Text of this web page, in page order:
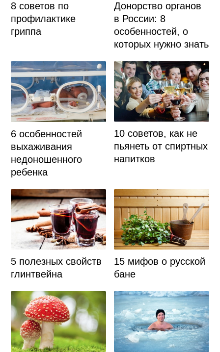
8 советов по
профилактике
гриппа
Донорство органов
в России: 8
особенностей, о
которых нужно знать
6 особенностей
выхаживания
недоношенного
ребенка
10 советов, как не
пьянеть от спиртных
напитков
5 полезных свойств
глинтвейна
15 мифов о русской
бане